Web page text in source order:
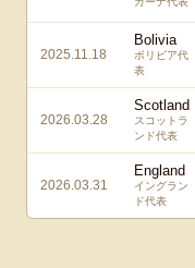
2025.11.18
Bolivia
ボリビア代
表
2026.03.28
Scotland
スコットラ
ンド代表
2026.03.31
England
イングラン
ド代表